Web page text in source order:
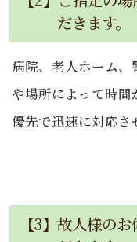
だきます。
病院、老人ホーム
や場所によって時
優先で迅速に対応さ
【3】故人様の